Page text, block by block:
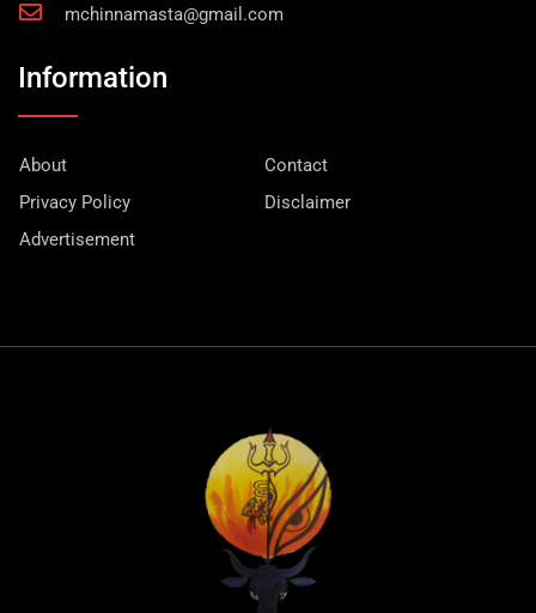
mchinnamasta@gmail.com
Information
About
Contact
Privacy Policy
Disclaimer
Advertisement